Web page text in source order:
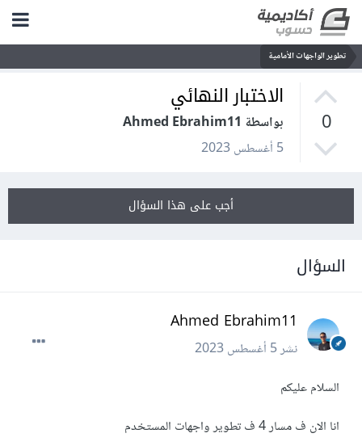
تطوير الواجهات الأمامية
0
الاختبار النهائي
بواسطة Ahmed Ebrahim11
5 أغسطس 2023
أجب على هذا السؤال
السؤال
Ahmed Ebrahim11
نشر5 أغسطس 2023
السلام عليكم
انا الان ف مسار 4 ف تطوير واجهات المستخدم